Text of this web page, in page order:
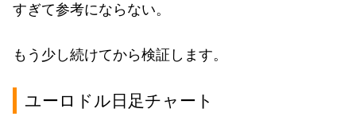
すぎて参考にならない。
もう少し続けてから検証します。
ユーロドル日足チャート